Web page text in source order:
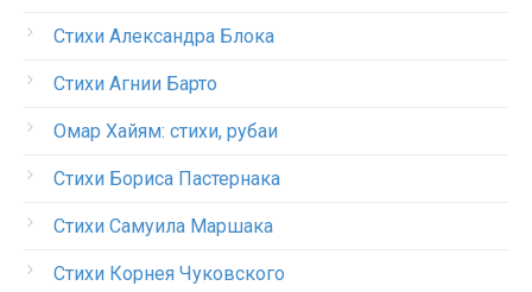
Стихи Александра Блока
Стихи Агнии Барто
Омар Хайям: стихи, рубаи
Стихи Бориса Пастернака
Стихи Самуила Маршака
Стихи Корнея Чуковского